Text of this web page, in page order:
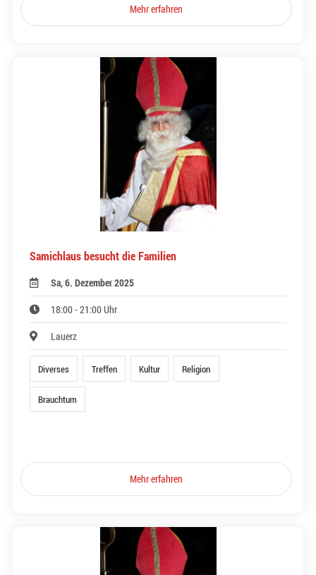
Mehr erfahren
Samichlaus besucht die Familien
Sa, 6. Dezember 2025
18:00 - 21:00 Uhr
Lauerz
Diverses Treffen Kultur Religion
Brauchtum
Mehr erfahren